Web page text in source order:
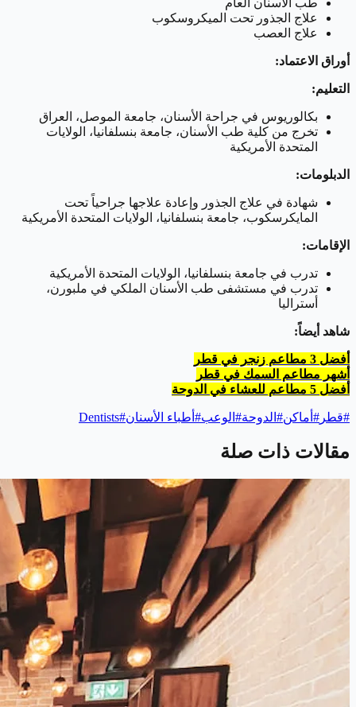
علاج الجذور تحت الميكروسكوب
علاج العصب
أوراق الاعتماد:
التعليم:
بكالوريوس في جراحة الأسنان، جامعة الموصل، العراق
تخرج من كلية طب الأسنان، جامعة بنسلفانيا، الولايات
المتحدة الأمريكية
الدبلومات:
شهادة في علاج الجذور وإعادة علاجها جراحياً تحت
المايكرسكوب، جامعة بنسلفانيا، الولايات المتحدة الأمريكية
الإقامات:
تدرب في جامعة بنسلفانيا، الولايات المتحدة الأمريكية
تدرب في مستشفى طب الأسنان الملكي في ملبورن،
أستراليا
شاهد أيضاً:
أفضل 3 مطاعم زنجر في قطر
أشهر مطاعم السمك في قطر
أفضل 5 مطاعم للعشاء في الدوحة
#قطر # أماكن# الدوحة# الوعب# أطباء الأسنان#
Dentists
مقالات ذات صلة